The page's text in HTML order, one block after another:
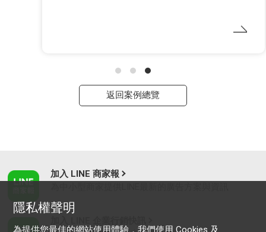
返回案例總覽
加入 LINE 商家報
隱私權聲明
為提供您最佳的網站使用體驗，我們使用 Cookies 及